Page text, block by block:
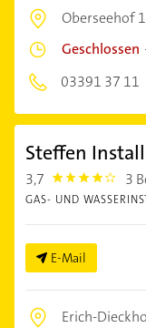
Oberseehof
Geschlossen
03391 37 11
Steffen
3,7 3.7 3
GAS- UND
E-Mail
Erich-